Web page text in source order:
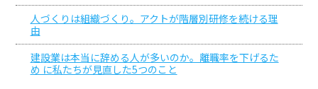
人づくりは組織づくり。アクトが階層別研修を続ける理
由
建設業は本当に辞める人が多いのか。離職率を下げるた
め に私たちが見直した5つのこと